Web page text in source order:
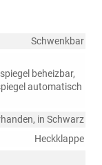
Schwenkbar
beheizbar,
automatisch
in Schwarz
Heckklappe